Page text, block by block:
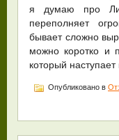
я думаю про
переполняет
бывает сложно
можно коротко и
который
Опубликовано в